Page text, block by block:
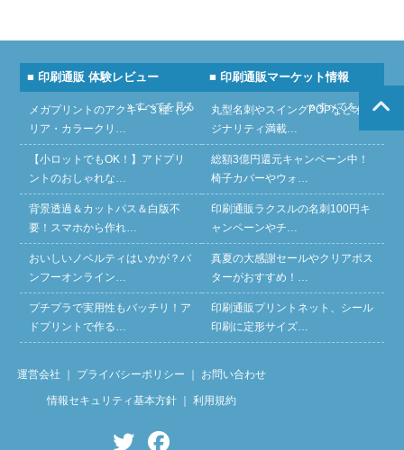
■ 印刷通販 体験レビュー
» すべてを見る
メガプリントのアクキー３種（ク
リア・カラークリ…
【小ロットでもOK！】アドプリ
ントのおしゃれな…
背景透過＆カットパス＆白版不
要！スマホから作れ…
おいしいノベルティはいかが？バ
ンフーオンライン…
プチプラで実用性もバッチリ！ア
ドプリントで作る…
■ 印刷通販マーケット情報
» すべてを見る
丸型名刺やスイングPOPなどオリ
ジナリティ満載…
総額3億円還元キャンペーン中！
椅子カバーやウォ…
印刷通販ラクスルの名刺100円キ
ャンペーンやチ…
真夏の大感謝セールやクリアポス
ターがおすすめ！…
印刷通販プリントネット、シール
印刷に定形サイズ…
運営会社 ｜ プライバシーポリシー ｜ お問い合わせ
情報セキュリティ基本方針｜ 利用規約